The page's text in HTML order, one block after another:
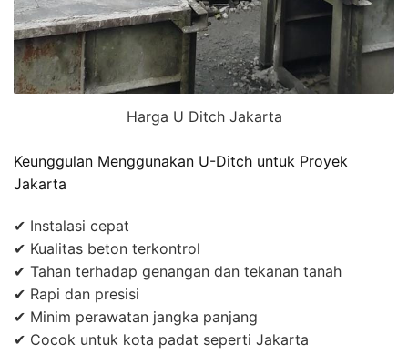
Harga U Ditch Jakarta
Keunggulan Menggunakan U-Ditch untuk Proyek
Jakarta
✔ Instalasi cepat
✔ Kualitas beton terkontrol
✔ Tahan terhadap genangan dan tekanan tanah
✔ Rapi dan presisi
✔ Minim perawatan jangka panjang
✔ Cocok untuk kota padat seperti Jakarta